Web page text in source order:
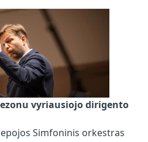
vyriausiojo dirigento
Simfoninis orkestras